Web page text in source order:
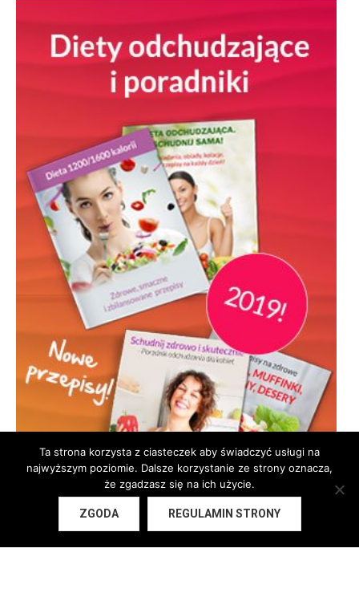
Ta strona korzysta z ciasteczek aby świadczyć usługi na
najwyższym poziomie. Dalsze korzystanie ze strony oznacza,
że zgadzasz się na ich użycie.
ZGODA REGULAMIN STRONY